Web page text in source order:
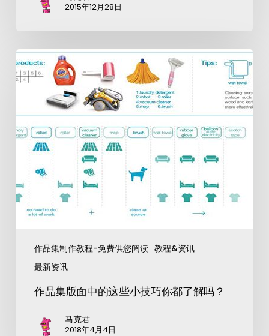
2015年12月28日
作品集制作教程-免费供您阅读 教程&资讯
最新资讯
作品集版面中的这些小技巧你都了解吗？
马克君
2018年4月4日